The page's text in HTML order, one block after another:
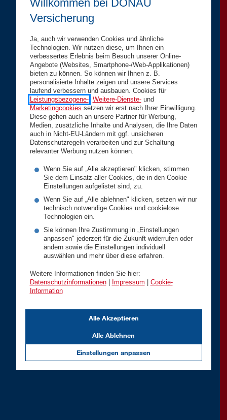
Willkommen bei DONAU
Versicherung
Ja, auch wir verwenden Cookies und ähnliche
Technologien. Wir nutzen diese, um Ihnen ein
verbessertes Erlebnis beim Besuch unserer Online-
Angebote (Websites, Smartphone-/Web-Applikationen)
bieten zu können. So können wir Ihnen z. B.
personalisierte Inhalte zeigen und unsere Services
laufend verbessern und ausbauen. Cookies für
Leistungsbezogene-, Weitere-Dienste-und
Marketingcookies setzen wir erst nach Ihrer Einwilligung.
Diese gehen auch an unsere Partner für Werbung,
Medien, zusätzliche Inhalte und Analysen, die Ihre Daten
auch in Nicht-EU-Ländern mit ggf. unsicheren
Datenschutzregeln verarbeiten und zur Schaltung
relevanter Werbung nutzen können.
Wenn Sie auf „Alle akzeptieren" klicken, stimmen
Sie dem Einsatz aller Cookies, die in den Cookie
Einstellungen aufgelistet sind, zu.
Wenn Sie auf „Alle ablehnen" klicken, setzen wir nur
technisch notwendige Cookies und cookielose
Technologien ein.
Sie können Ihre Zustimmung in „Einstellungen
anpassen" jederzeit für die Zukunft widerrufen oder
ändern sowie die Einstellungen individuell
auswählen und mehr über diese erfahren.
Weitere Informationen finden Sie hier:
Datenschutzinformationen| Impressum
Cookie-
Information
Einstellungen anpassen
Alle Ablehnen
Alle Akzeptieren